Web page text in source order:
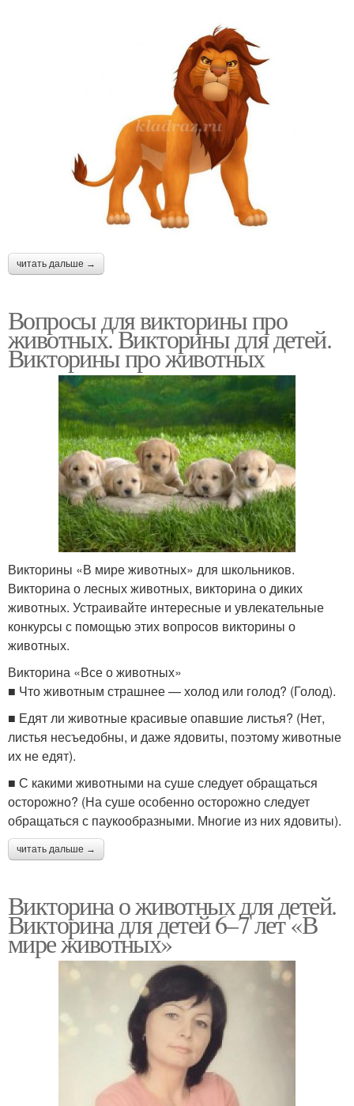
читать дальше →
Вопросы для викторины про
животных. Викторины для детей.
Викторины про животных
Викторины «В мире животных» для школьников.
Викторина о лесных животных, викторина о диких
животных. Устраивайте интересные и увлекательные
конкурсы с помощью этих вопросов викторины о
животных.
Викторина «Все о животных»
■ Что животным страшнее — холод или голод? (Голод).
■ Едят ли животные красивые опавшие листья? (Нет,
листья несъедобны, и даже ядовиты, поэтому животные
их не едят).
■ С какими животными на суше следует обращаться
осторожно? (На суше особенно осторожно следует
обращаться с паукообразными. Многие из них ядовиты).
читать дальше →
Викторина о животных для детей.
Викторина для детей 6–7 лет «В
мире животных»